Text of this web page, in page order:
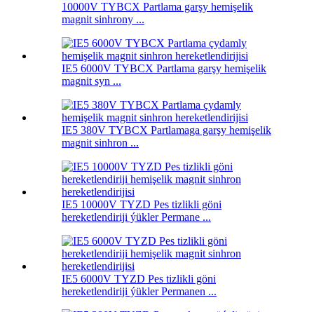
10000V TYBCX Partlama garşy hemişelik
magnit sinhrony ...
IE5 6000V TYBCX Partlama garşy hemişelik
magnit syn ...
IE5 380V TYBCX Partlamaga garşy hemişelik
magnit sinhron ...
IE5 10000V TYZD Pes tizlikli göni
hereketlendiriji ýükler Permane ...
IE5 6000V TYZD Pes tizlikli göni
hereketlendiriji ýükler Permanen ...